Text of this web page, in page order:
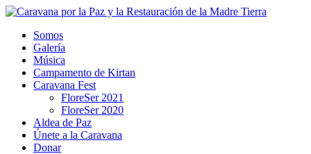
Somos
Galería
Música
Campamento de Kirtan
Caravana Fest
FloreSer 2021
FloreSer 2020
Aldea de Paz
Únete a la Caravana
Donar